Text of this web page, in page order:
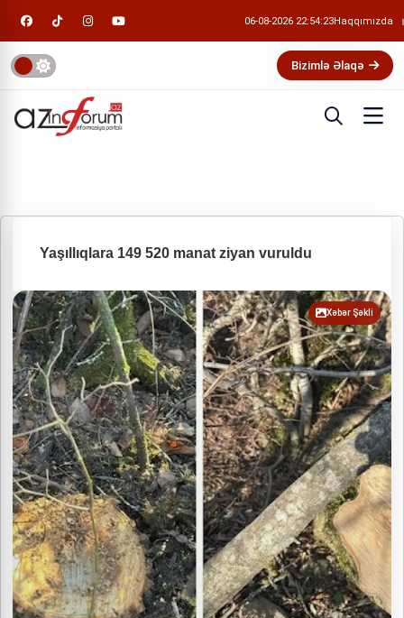
06-08-2026 22:54:23Haqqımızda
Bizimlə Əlaqə
Yaşıllıqlara 149 520 manat ziyan vuruldu
Xəbər Şəkli